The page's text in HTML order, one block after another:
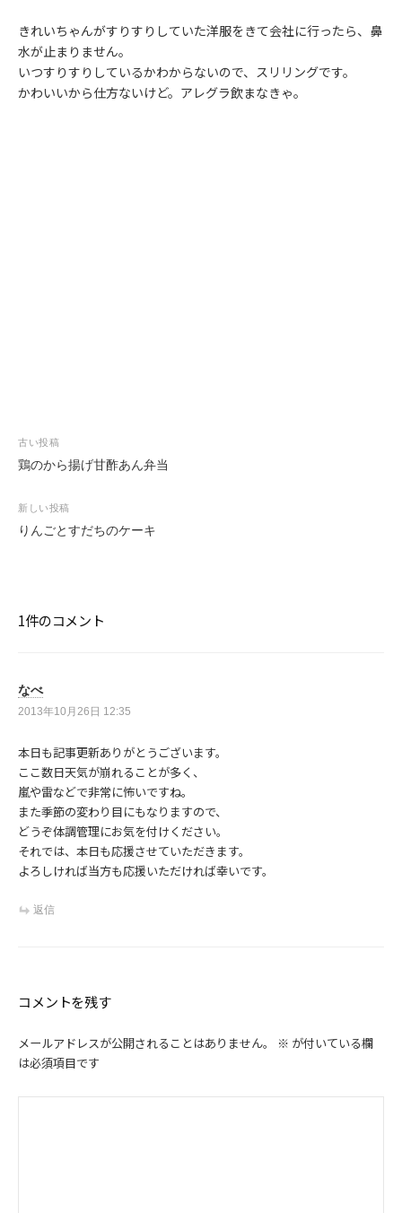
きれいちゃんがすりすりしていた洋服をきて会社に行ったら、鼻
水が止まりません。
いつすりすりしているかわからないので、スリリングです。
かわいいから仕方ないけど。アレグラ飲まなきゃ。
投
稿
ビ
ゲ
ン
古い投稿
鶏のから揚げ甘酢あん弁当
新しい投稿
りんごとすだちのケーキ
1件のコメント
なべ
2013年10月26日 12:35
本日も記事更新ありがとうございます。
ここ数日天気が崩れることが多く、
嵐や雷などで非常に怖いですね。
また季節の変わり目にもなりますので、
どうぞ体調管理にお気を付けください。
それでは、本日も応援させていただきます。
よろしければ当方も応援いただければ幸いです。
返信
コメントを残す
メールアドレスが公開されることはありません。 ※ が付いている欄
は必須項目です